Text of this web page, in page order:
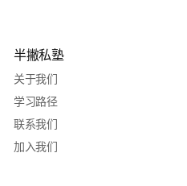
半撇私塾
关于我们
学习路径
联系我们
加入我们